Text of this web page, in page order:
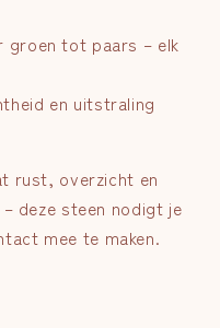
groen tot paars – elk
en uitstraling
rust, overzicht en
deze steen nodigt je
mee te maken.